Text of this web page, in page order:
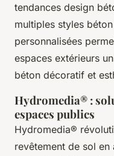
tendances design
multiples styles
personnalisées
espaces extérieurs
béton décoratif et
Hydromedia® :
espaces publics
Hydromedia®
revêtement de sol